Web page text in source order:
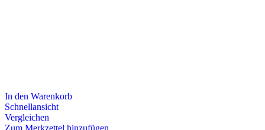
In den Warenkorb
Schnellansicht
Vergleichen